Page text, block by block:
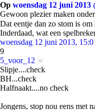
Op woensdag 12 juni 2013
Gewoon plezier maken
Dat eentje dan zo stom is om
Inderdaad, wat een
woensdag 12 juni 2013,
9
5_voor_12
Slipje....check
BH...check
Halfnaakt....no check
Jongens, stop nou eens met